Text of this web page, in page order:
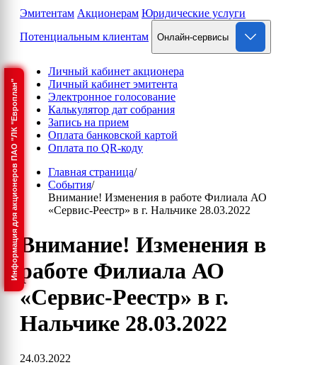
Информация для акционеров ПАО "ЛК "Европлан"
Эмитентам Акционерам Юридические услуги
Потенциальным клиентам
Онлайн-сервисы
Личный кабинет акционера
Личный кабинет эмитента
Электронное голосование
Калькулятор дат собрания
Запись на прием
Оплата банковской картой
Оплата по QR-коду
Главная страница/
События/
Внимание! Изменения в работе Филиала АО
«Сервис-Реестр» в г. Нальчике 28.03.2022
Внимание! Изменения в
работе Филиала АО
«Сервис-Реестр» в г.
Нальчике 28.03.2022
24.03.2022